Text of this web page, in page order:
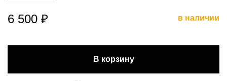
6 500 ₽ в наличии
В корзину